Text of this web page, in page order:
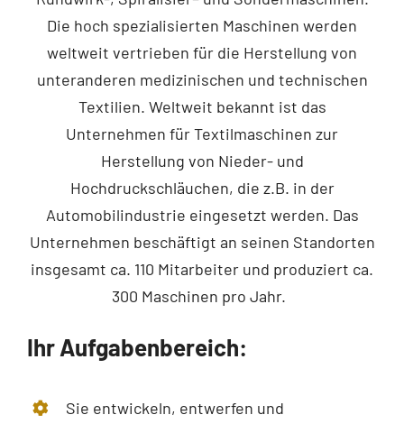
Kontakt
Deutsch
Die hoch spezialisierten Maschinen werden
weltweit vertrieben für die Herstellung von
unteranderen medizinischen und technischen
Textilien. Weltweit bekannt ist das
Unternehmen für Textilmaschinen zur
Herstellung von Nieder- und
Hochdruckschläuchen, die z.B. in der
Automobilindustrie eingesetzt werden. Das
Unternehmen beschäftigt an seinen Standorten
insgesamt ca. 110 Mitarbeiter und produziert ca.
300 Maschinen pro Jahr.
Ihr Aufgabenbereich:
Sie entwickeln, entwerfen und